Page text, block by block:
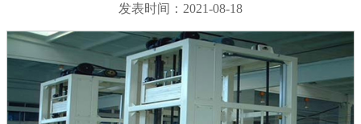
发表时间：2021-08-18